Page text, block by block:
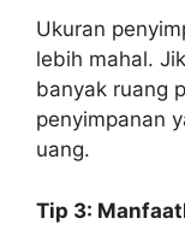
Ukuran
lebih mahal.
banyak ruang
penyimpanan
uang.
Tip 3: